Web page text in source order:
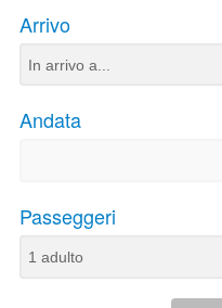
Arrivo
Andata
Passeggeri